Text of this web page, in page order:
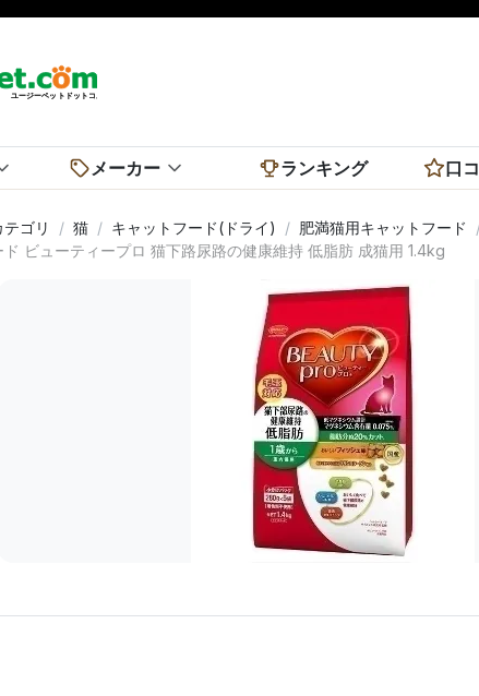
メーカー ランキング 口
ゴリ 猫 キャットフード(ドライ) 肥満猫用キャットフード
ド ビューティープロ 猫下路尿路の健康維持 低脂肪 成猫用 1.4kg